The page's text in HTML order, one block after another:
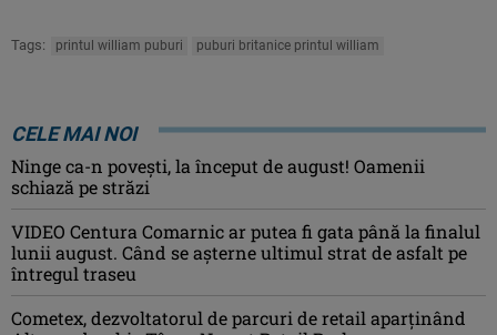
Tags: printul william puburi puburi britanice printul william
CELE MAI NOI
Ninge ca-n povești, la început de august! Oamenii
schiază pe străzi
VIDEO Centura Comarnic ar putea fi gata până la finalul
lunii august. Când se așterne ultimul strat de asfalt pe
întregul traseu
Cometex, dezvoltatorul de parcuri de retail aparținând